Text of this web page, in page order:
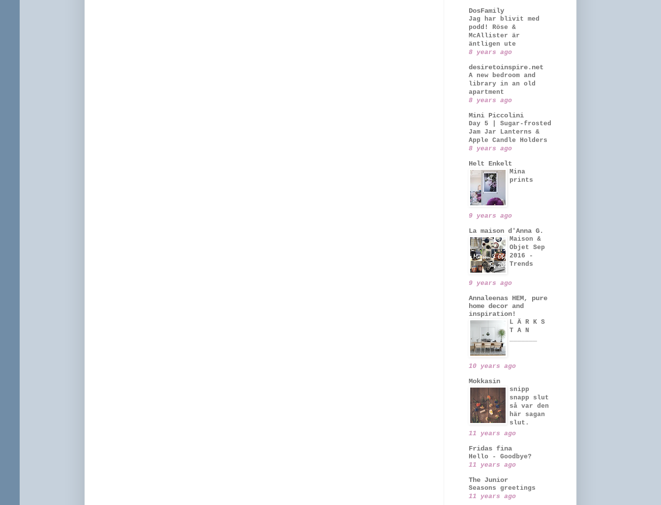
DosFamily
Jag har blivit med
podd! Röse &
McAllister är
äntligen ute
8 years ago
desiretoinspire.net
A new bedroom and
library in an old
apartment
8 years ago
Mini Piccolini
Day 5 | Sugar-frosted
Jam Jar Lanterns &
Apple Candle Holders
8 years ago
Helt Enkelt
Mina
prints
9 years ago
La maison d'Anna G.
Maison &
Objet Sep
2016 -
Trends
9 years ago
Annaleenas HEM, pure
home decor and
inspiration!
L Ä R K S
T A N
10 years ago
Mokkasin
snipp
snapp slut
så var den
här sagan
slut.
11 years ago
Fridas fina
Hello - Goodbye?
11 years ago
The Junior
Seasons greetings
11 years ago